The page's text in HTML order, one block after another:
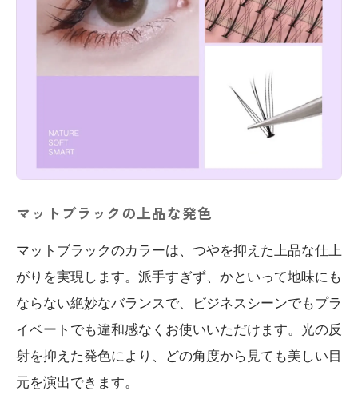
マットブラックの上品な発色
マットブラックのカラーは、つやを抑えた上品な仕上
がりを実現します。派手すぎず、かといって地味にも
ならない絶妙なバランスで、ビジネスシーンでもプラ
イベートでも違和感なくお使いいただけます。光の反
射を抑えた発色により、どの角度から見ても美しい目
元を演出できます。